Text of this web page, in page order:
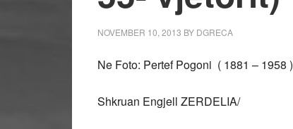
NOVEMBER 10, 2013 BY DGRECA
Ne Foto: Pertef Pogoni ( 1881 – 1958 )
Shkruan Engjell ZERDELIA/